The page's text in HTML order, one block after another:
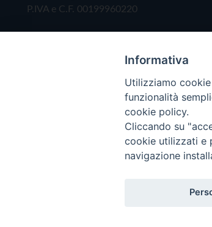
P.IVA e C.F. 00199960220
Copyright © 2019 - Tutti i diritti
Informativa
Utilizziamo
funzionalità
cookie policy.
Cliccando su
cookie utilizzati e
navigazione